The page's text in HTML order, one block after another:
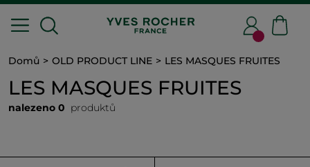
Domů OLD PRODUCT LINE LES MASQUES FRUITES
LES MASQUES FRUITES
nalezeno 0 produktů